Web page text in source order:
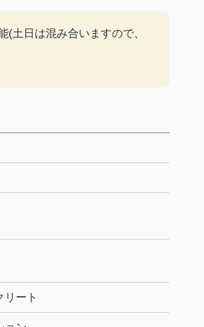
日は混み合いますので、
リート